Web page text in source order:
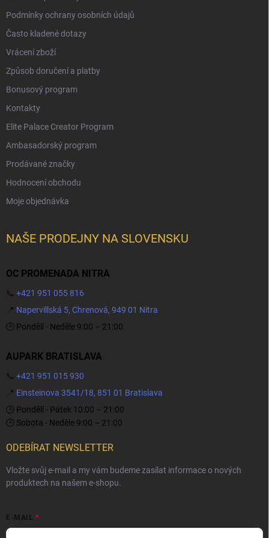
Podmínky ochrany osobních údajů
Často kladené dotazy
Vrácení zboží
Způsob doručení a platby
Bonusový program
Kontakty
Elite Palace Creator Program
Ambasadorský program
Prodávané značky
Hodnocení obchodu
Moje objednávka
NAŠE PRODEJNY NA SLOVENSKU
OC PROMENADA NITRA
📞 +421 951 055 816
📍 Napervillská 5, Chrenová, 949 01 Nitra
🕒 Pondělí - Neděle 9:00 – 21:00
AUPARK BRATISLAVA
📞 +421 951 015 930
📍 Einsteinova 3541/18, 851 01 Bratislava
🕒 Pondělí - Pátek 10:00 – 21:00
🕒 Sobota - Neděle 9:00 – 21:00
ODEBÍRAT NEWSLETTER
Vložte svůj e-mail a my vám budeme zasílat informace o nových
produktech na našem e-shopu.
E-MAIL